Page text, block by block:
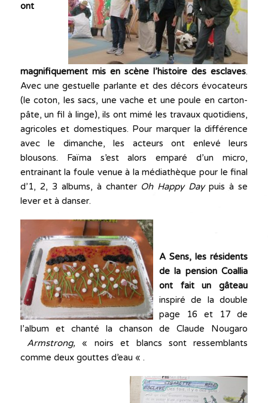
ont
magnifiquement mis en scène l’histoire des esclaves.
Avec une gestuelle parlante et des décors évocateurs
(le coton, les sacs, une vache et une poule en carton-
pâte, un fil à linge), ils ont mimé les travaux quotidiens,
agricoles et domestiques. Pour marquer la différence
avec le dimanche, les acteurs ont enlevé leurs
blousons. Faïma s’est alors emparé d’un micro,
entrainant la foule venue à la médiathèque pour le final
d’1, 2, 3 albums, à chanter Oh Happy Daypuis à se
lever et à danser.
A Sens, les résidents
de la pension Coallia
ont fait un gâteau
inspiré de la double
page 16 et 17 de
l’album et chanté la chanson de Claude Nougaro
Armstrong, « noirs et blancs sont ressemblants
comme deux gouttes d’eau « .